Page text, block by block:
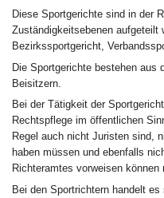
Diese Sportgerichte sind in der
Zuständigkeitsebenen
Bezirkssportgericht,
Die Sportgerichte bestehen aus
Beisitzern.
Bei der Tätigkeit der
Rechtspflege im öffentlichen
Regel auch nicht Juristen sind,
haben müssen und ebenfalls
Richteramtes vorweisen können
Bei den Sportrichtern handelt